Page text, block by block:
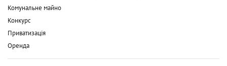
Комунальне майно
Конкурс
Приватизація
Оренда